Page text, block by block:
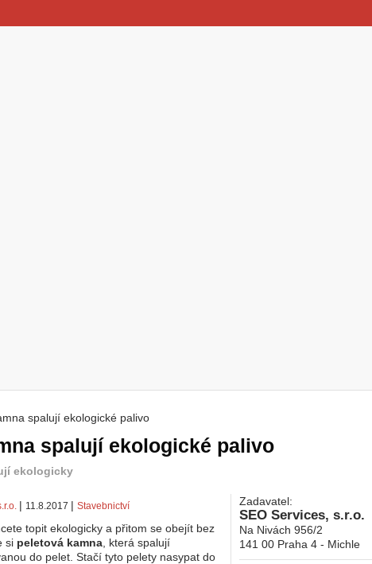
spalují ekologické palivo
spalují ekologické palivo
ekologicky
| 11.8.2017 | Stavebnictví
topit ekologicky a přitom se obejít bez
si peletová kamna , která spalují
do pelet. Stačí tyto pelety nasypat do
Zadavatel:
SEO Services, s.r.o.
Na Nivách 956/2
141 00 Praha 4 - Michle